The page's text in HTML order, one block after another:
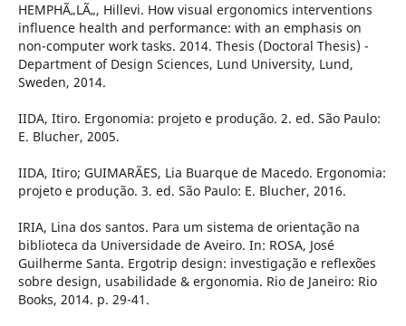
HEMPHÃ„LÃ„, Hillevi. How visual ergonomics interventions
influence health and performance: with an emphasis on
non-computer work tasks. 2014. Thesis (Doctoral Thesis) -
Department of Design Sciences, Lund University, Lund,
Sweden, 2014.
IIDA, Itiro. Ergonomia: projeto e produção. 2. ed. São Paulo:
E. Blucher, 2005.
IIDA, Itiro; GUIMARÃES, Lia Buarque de Macedo. Ergonomia:
projeto e produção. 3. ed. São Paulo: E. Blucher, 2016.
IRIA, Lina dos santos. Para um sistema de orientação na
biblioteca da Universidade de Aveiro. In: ROSA, José
Guilherme Santa. Ergotrip design: investigação e reflexões
sobre design, usabilidade & ergonomia. Rio de Janeiro: Rio
Books, 2014. p. 29-41.